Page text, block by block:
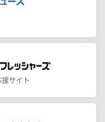
サイト